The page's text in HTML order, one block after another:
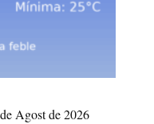
Agost de 2026